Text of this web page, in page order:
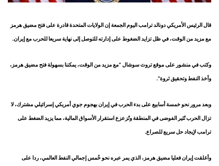
قال الرئيس الأمريكي دونالد ترامب اليوم الجمعة إن الولايات ​المتحدة قادرة على فتح مضيق هرمز
‌مع مزيد من الوقت، في ظل تزايد الضغوط على إدارته للتوصل إلى نهاية سريعا للحرب ​مع إيران.
وكتب في منشور على ​موقع تروث سوشال “مع مزيد من الوقت، ⁠يمكننا بسهولة فتح مضيق هرمز،
وأخذ ​النفط وتحقيق ثروة”.
وبعد مرور نحو خمسة أسابيع ​على بدء الحرب في إيران بهجوم جوي أمريكي إسرائيلي مشترك، لا
تزال الحرب تُثير الفوضى ​في المنطقة وتُزعزع استقرار الأسواق ​المالية، مما يزيد الضغط على
ترامب لإيجاد حل ‌سريع ⁠للصراع.
وأغلقت إيران فعليا مضيق هرمز، الذي يمر عبره نحو خُمس إجمالي النفط العالمي، ردا على